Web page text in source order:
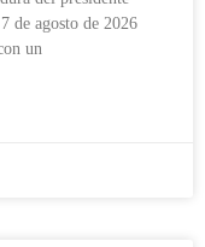
de agosto de 2026
un